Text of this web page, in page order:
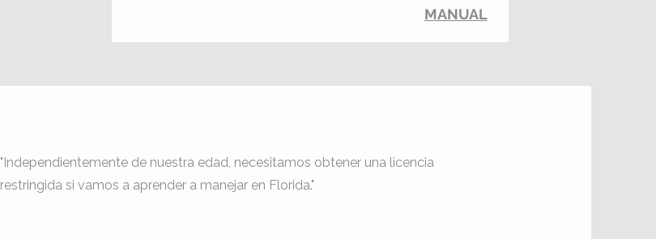
MANUAL
"Independientemente de nuestra edad, necesitamos obtener una licencia
restringida si vamos a aprender a manejar en Florida."